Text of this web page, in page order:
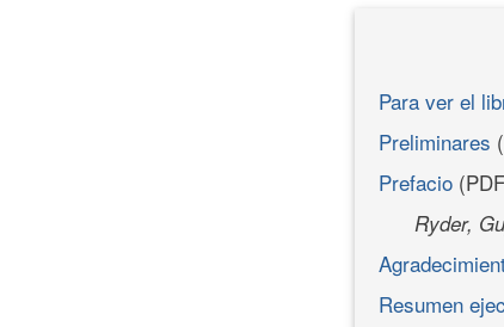
Para ver el
Preliminares
Prefacio
Ryder,
Resumen